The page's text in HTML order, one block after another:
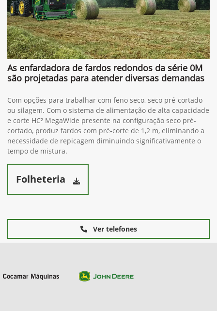
As enfardadora de fardos redondos da série 0M
são projetadas para atender diversas demandas
Com opções para trabalhar com feno seco, seco pré-cortado
ou silagem. Com o sistema de alimentação de alta capacidade
e corte HC² MegaWide presente na configuração seco pré-
cortado, produz fardos com pré-corte de 1,2 m, eliminando a
necessidade de repicagem diminuindo significativamente o
tempo de mistura.
Folheteria
Ver telefones